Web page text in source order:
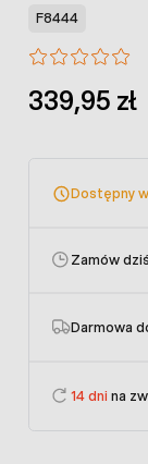
F8444
339,95 zł
Dostępny
Zamów
Darmowa
14 dni na